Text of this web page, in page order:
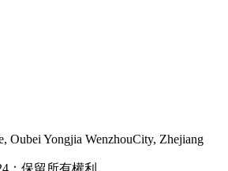
Oubei Yongjia WenzhouCity, Zhejiang
：保留所有權利。